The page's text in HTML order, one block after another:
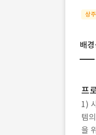
상주
배경
프
1)
템
을